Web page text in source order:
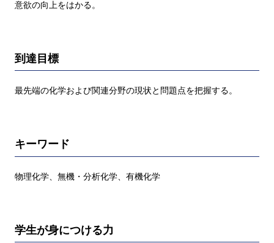
意欲の向上をはかる。
到達目標
最先端の化学および関連分野の現状と問題点を把握する。
キーワード
物理化学、無機・分析化学、有機化学
学生が身につける力